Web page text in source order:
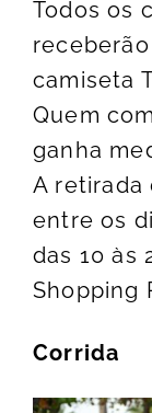
Todos os
camiseta
Quem
ganha
A retirada
entre os
das 10 às
Shopping
Corrida